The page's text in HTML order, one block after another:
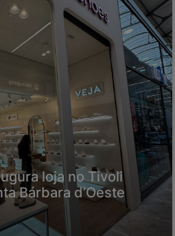
loja no Tivoli
Bárbara d’Oeste